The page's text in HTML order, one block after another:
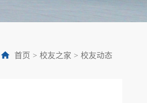
首页 > 校友之家 > 校友动态